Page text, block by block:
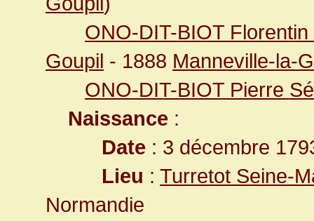
ONO-DIT-BIOT
Goupil - 1888 Manneville-la-
ONO-DIT-BIOT Pierre
Naissance :
Date : 3 décembre
Lieu : Turretot Seine-
Normandie